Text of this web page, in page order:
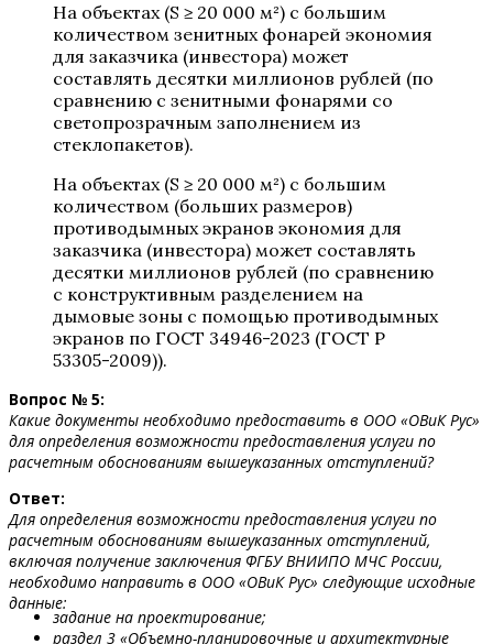
На объектах (S ≥ 20 000 м²) с большим
количеством зенитных фонарей экономия
для заказчика (инвестора) может
составлять десятки миллионов рублей (по
сравнению с зенитными фонарями со
светопрозрачным заполнением из
стеклопакетов).
На объектах (S ≥ 20 000 м²) с большим
количеством (больших размеров)
противодымных экранов экономия для
заказчика (инвестора) может составлять
десятки миллионов рублей (по сравнению
с конструктивным разделением на
дымовые зоны с помощью противодымных
экранов по ГОСТ 34946-2023 (ГОСТ Р
53305-2009)).
Вопрос № 5:
Какие документы необходимо предоставить в ООО «ОВиК Рус»
для определения возможности предоставления услуги по
расчетным обоснованиям вышеуказанных отступлений?
Ответ:
Для определения возможности предоставления услуги по
расчетным обоснованиям вышеуказанных отступлений,
включая получение заключения ФГБУ ВНИИПО МЧС России,
необходимо направить в ООО «ОВиК Рус» следующие исходные
данные:
задание на проектирование;
раздел 3 «Объемно-планировочные и архитектурные